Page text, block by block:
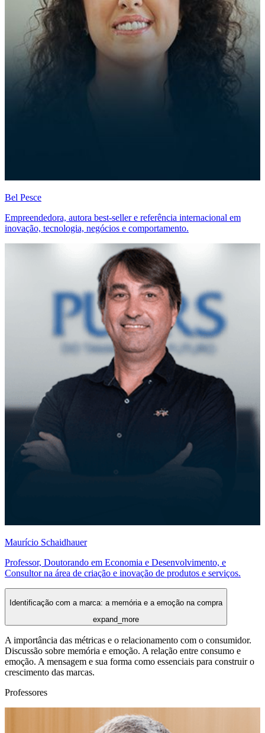
Bel Pesce
Empreendedora, autora best-seller e referência internacional em
inovação, tecnologia, negócios e comportamento.
Maurício Schaidhauer
Professor, Doutorando em Economia e Desenvolvimento, e
Consultor na área de criação e inovação de produtos e serviços.
Identificação com a marca: a memória e a emoção na compra
expand_more
A importância das métricas e o relacionamento com o consumidor.
Discussão sobre memória e emoção. A relação entre consumo e
emoção. A mensagem e sua forma como essenciais para construir o
crescimento das marcas.
Professores